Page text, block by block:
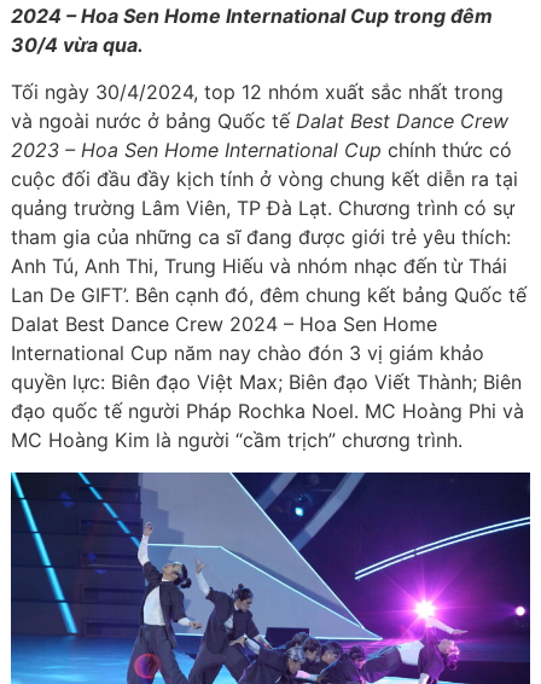
2024 – Hoa Sen Home International Cup trong đêm
30/4 vừa qua.
Tối ngày 30/4/2024, top 12 nhóm xuất sắc nhất trong
và ngoài nước ở bảng Quốc tế Dalat Best Dance Crew
2023 – Hoa Sen Home International Cup chính thức có
cuộc đối đầu đầy kịch tính ở vòng chung kết diễn ra tại
quảng trường Lâm Viên, TP Đà Lạt. Chương trình có sự
tham gia của những ca sĩ đang được giới trẻ yêu thích:
Anh Tú, Anh Thi, Trung Hiếu và nhóm nhạc đến từ Thái
Lan De GIFT’. Bên cạnh đó, đêm chung kết bảng Quốc tế
Dalat Best Dance Crew 2024 – Hoa Sen Home
International Cup năm nay chào đón 3 vị giám khảo
quyền lực: Biên đạo Việt Max; Biên đạo Viết Thành; Biên
đạo quốc tế người Pháp Rochka Noel. MC Hoàng Phi và
MC Hoàng Kim là người “cầm trịch” chương trình.